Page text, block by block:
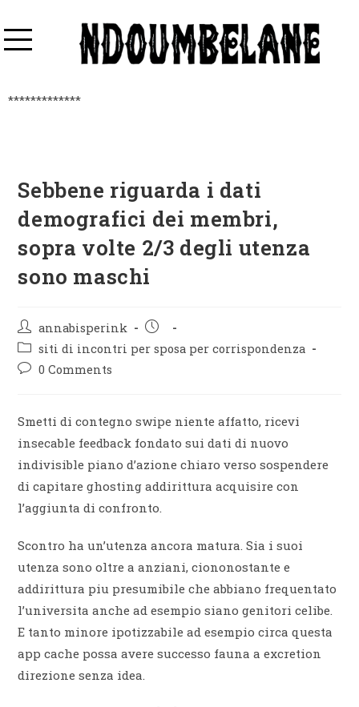
*************
Sebbene riguarda i dati
demografici dei membri,
sopra volte 2/3 degli utenza
sono maschi
annabisperink
siti di incontri per sposa per corrispondenza
0 Comments
Smetti di contegno swipe niente affatto, ricevi
insecable feedback fondato sui dati di nuovo
indivisible piano d’azione chiaro verso sospendere
di capitare ghosting addirittura acquisire con
l’aggiunta di confronto.
Scontro ha un’utenza ancora matura. Sia i suoi
utenza sono oltre a anziani, ciononostante e
addirittura piu presumibile che abbiano frequentato
l’universita anche ad esempio siano genitori celibe.
E tanto minore ipotizzabile ad esempio circa questa
app cache possa avere successo fauna a excretion
direzione senza idea.